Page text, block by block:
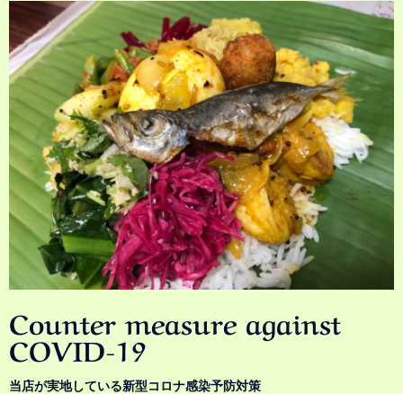
Counter measure against
COVID-19
当店が実地している新型コロナ感染予防対策